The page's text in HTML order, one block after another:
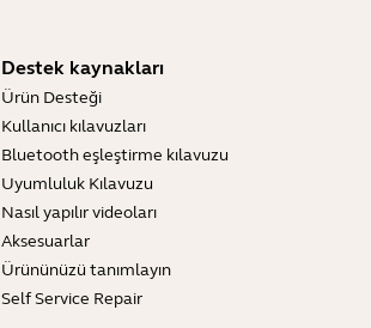
Destek kaynakları
Ürün Desteği
Kullanıcı kılavuzları
Bluetooth eşleştirme kılavuzu
Uyumluluk Kılavuzu
Nasıl yapılır videoları
Aksesuarlar
Ürününüzü tanımlayın
Self Service Repair